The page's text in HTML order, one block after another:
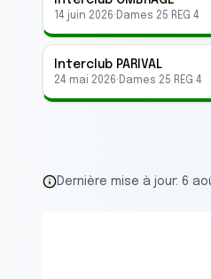
14 juin 2026· Dames 25 REG 4
Interclub PARIVAL
24 mai 2026· Dames 25 REG 4
Dernière mise à jour: 6